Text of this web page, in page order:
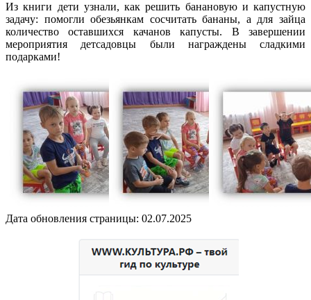
Из книги дети узнали, как решить банановую и капустную
задачу: помогли обезьянкам сосчитать бананы, а для зайца
количество оставшихся качанов капусты. В завершении
мероприятия детсадовцы были награждены сладкими
подарками!
Дата обновления страницы: 02.07.2025